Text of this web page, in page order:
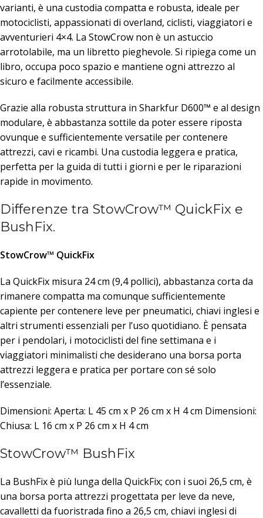
varianti, è una custodia compatta e robusta, ideale per
motociclisti, appassionati di overland, ciclisti, viaggiatori e
avventurieri 4×4. La StowCrow non è un astuccio
arrotolabile, ma un libretto pieghevole. Si ripiega come un
libro, occupa poco spazio e mantiene ogni attrezzo al
sicuro e facilmente accessibile.
Grazie alla robusta struttura in Sharkfur D600™ e al design
modulare, è abbastanza sottile da poter essere riposta
ovunque e sufficientemente versatile per contenere
attrezzi, cavi e ricambi. Una custodia leggera e pratica,
perfetta per la guida di tutti i giorni e per le riparazioni
rapide in movimento.
Differenze tra StowCrow™ QuickFix e
BushFix.
StowCrow™ QuickFix
La QuickFix misura 24 cm (9,4 pollici), abbastanza corta da
rimanere compatta ma comunque sufficientemente
capiente per contenere leve per pneumatici, chiavi inglesi e
altri strumenti essenziali per l’uso quotidiano. È pensata
per i pendolari, i motociclisti del fine settimana e i
viaggiatori minimalisti che desiderano una borsa porta
attrezzi leggera e pratica per portare con sé solo
l’essenziale.
Dimensioni: Aperta: L 45 cm x P 26 cm x H 4 cm Dimensioni:
Chiusa: L 16 cm x P 26 cm x H 4 cm
StowCrow™ BushFix
La BushFix è più lunga della QuickFix; con i suoi 26,5 cm, è
una borsa porta attrezzi progettata per leve da neve,
cavalletti da fuoristrada fino a 26,5 cm, chiavi inglesi di